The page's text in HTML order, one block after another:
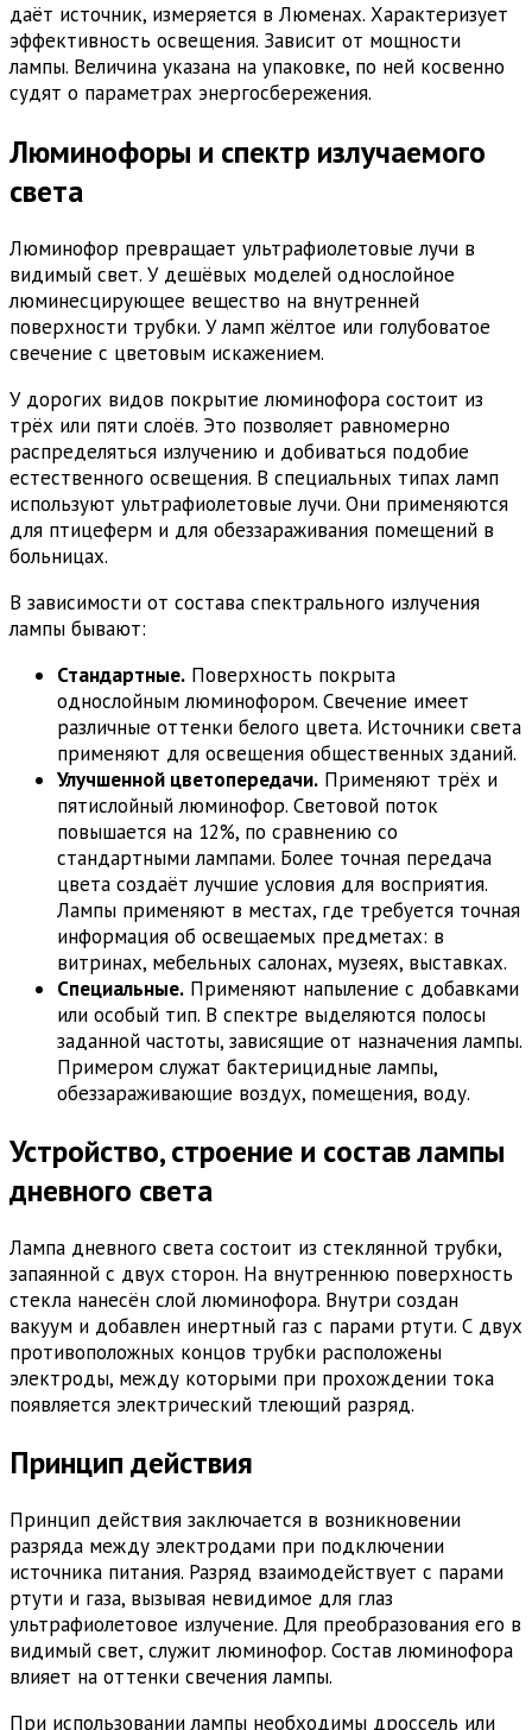
даёт источник, измеряется в Люменах. Характеризует
эффективность освещения. Зависит от мощности
лампы. Величина указана на упаковке, по ней косвенно
судят о параметрах энергосбережения.
Люминофоры и спектр излучаемого
света
Люминофор превращает ультрафиолетовые лучи в
видимый свет. У дешёвых моделей однослойное
люминесцирующее вещество на внутренней
поверхности трубки. У ламп жёлтое или голубоватое
свечение с цветовым искажением.
У дорогих видов покрытие люминофора состоит из
трёх или пяти слоёв. Это позволяет равномерно
распределяться излучению и добиваться подобие
естественного освещения. В специальных типах ламп
используют ультрафиолетовые лучи. Они применяются
для птицеферм и для обеззараживания помещений в
больницах.
В зависимости от состава спектрального излучения
лампы бывают:
Стандартные. Поверхность покрыта
однослойным люминофором. Свечение имеет
различные оттенки белого цвета. Источники света
применяют для освещения общественных зданий.
Улучшенной цветопередачи. Применяют трёх и
пятислойный люминофор. Световой поток
повышается на 12%, по сравнению со
стандартными лампами. Более точная передача
цвета создаёт лучшие условия для восприятия.
Лампы применяют в местах, где требуется точная
информация об освещаемых предметах: в
витринах, мебельных салонах, музеях, выставках.
Специальные. Применяют напыление с добавками
или особый тип. В спектре выделяются полосы
заданной частоты, зависящие от назначения лампы.
Примером служат бактерицидные лампы,
обеззараживающие воздух, помещения, воду.
Устройство, строение и состав лампы
дневного света
Лампа дневного света состоит из стеклянной трубки,
запаянной с двух сторон. На внутреннюю поверхность
стекла нанесён слой люминофора. Внутри создан
вакуум и добавлен инертный газ с парами ртути. С двух
противоположных концов трубки расположены
электроды, между которыми при прохождении тока
появляется электрический тлеющий разряд.
Принцип действия
Принцип действия заключается в возникновении
разряда между электродами при подключении
источника питания. Разряд взаимодействует с парами
ртути и газа, вызывая невидимое для глаз
ультрафиолетовое излучение. Для преобразования его в
видимый свет, служит люминофор. Состав люминофора
влияет на оттенки свечения лампы.
При использовании лампы необходимы дроссель или